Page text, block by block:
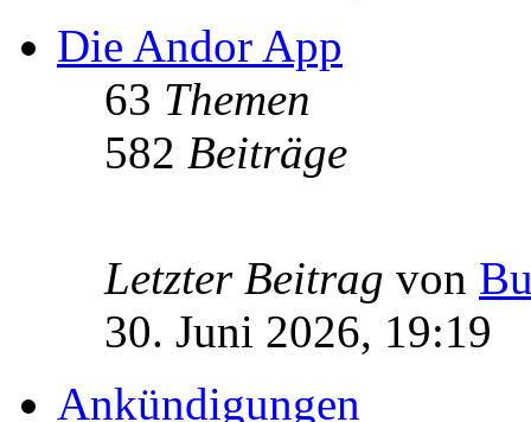
Die Andor App
63 Themen
582 Beiträge
Letzter Beitrag von
30. Juni 2026, 19:19
Ankündigungen